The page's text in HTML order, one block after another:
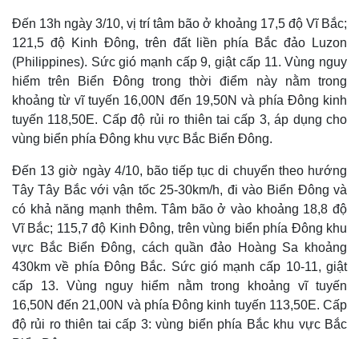
Đến 13h ngày 3/10, vị trí tâm bão ở khoảng 17,5 độ Vĩ Bắc;
121,5 độ Kinh Đông, trên đất liền phía Bắc đảo Luzon
(Philippines). Sức gió mạnh cấp 9, giật cấp 11. Vùng nguy
hiểm trên Biển Đông trong thời điểm này nằm trong
khoảng từ vĩ tuyến 16,00N đến 19,50N và phía Đông kinh
tuyến 118,50E. Cấp độ rủi ro thiên tai cấp 3, áp dụng cho
vùng biển phía Đông khu vực Bắc Biển Đông.
Đến 13 giờ ngày 4/10, bão tiếp tục di chuyển theo hướng
Tây Tây Bắc với vận tốc 25-30km/h, đi vào Biển Đông và
có khả năng mạnh thêm. Tâm bão ở vào khoảng 18,8 độ
Vĩ Bắc; 115,7 độ Kinh Đông, trên vùng biển phía Đông khu
vực Bắc Biển Đông, cách quần đảo Hoàng Sa khoảng
430km về phía Đông Bắc. Sức gió mạnh cấp 10-11, giật
cấp 13. Vùng nguy hiểm nằm trong khoảng vĩ tuyến
16,50N đến 21,00N và phía Đông kinh tuyến 113,50E. Cấp
độ rủi ro thiên tai cấp 3: vùng biển phía Bắc khu vực Bắc